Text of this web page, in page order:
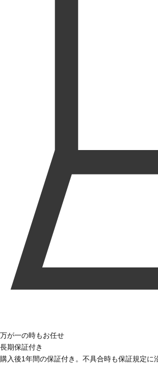
万が一の時もお任せ
長期保証付き
購入後1年間の保証付き。不具合時も保証規定